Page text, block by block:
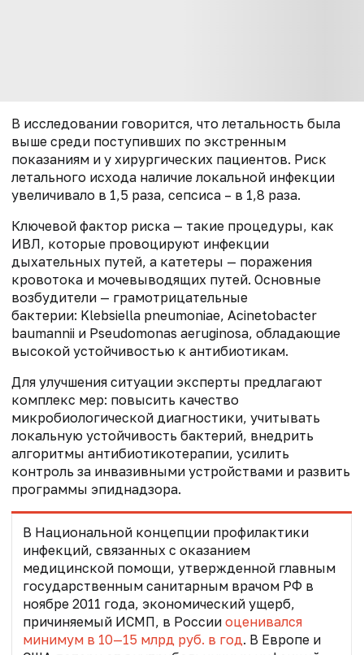
В исследовании говорится, что летальность была
выше среди поступивших по экстренным
показаниям и у хирургических пациентов. Риск
летального исхода наличие локальной инфекции
увеличивало в 1,5 раза, сепсиса – в 1,8 раза.
Ключевой фактор риска — такие процедуры, как
ИВЛ, которые провоцируют инфекции
дыхательных путей, а катетеры — поражения
кровотока и мочевыводящих путей. Основные
возбудители — грамотрицательные
бактерии: Klebsiella pneumoniae, Acinetobacter
baumannii и Pseudomonas aeruginosa, обладающие
высокой устойчивостью к антибиотикам.
Для улучшения ситуации эксперты предлагают
комплекс мер: повысить качество
микробиологической диагностики, учитывать
локальную устойчивость бактерий, внедрить
алгоритмы антибиотикотерапии, усилить
контроль за инвазивными устройствами и развить
программы эпиднадзора.
В Национальной концепции профилактики
инфекций, связанных с оказанием
медицинской помощи, утвержденной главным
государственным санитарным врачом РФ в
ноябре 2011 года, экономический ущерб,
причиняемый ИСМП, в России оценивался
минимум в 10—15 млрд руб. в год. В Европе и